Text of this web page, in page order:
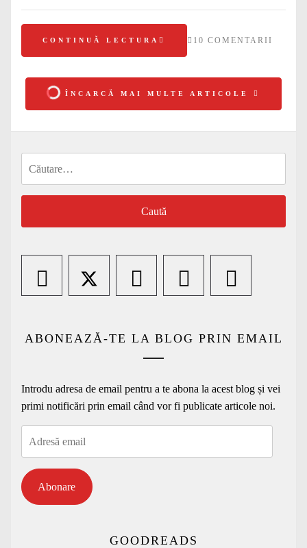
CONTINUĂ LECTURA 10 COMENTARII
ÎNCARCĂ MAI MULTE ARTICOLE
ABONEAZĂ-TE LA BLOG PRIN EMAIL
Introdu adresa de email pentru a te abona la acest blog și vei
primi notificări prin email când vor fi publicate articole noi.
Abonare
GOODREADS